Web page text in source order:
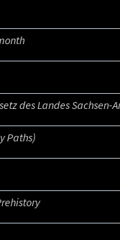
des Landes Sachsen-
Paths)